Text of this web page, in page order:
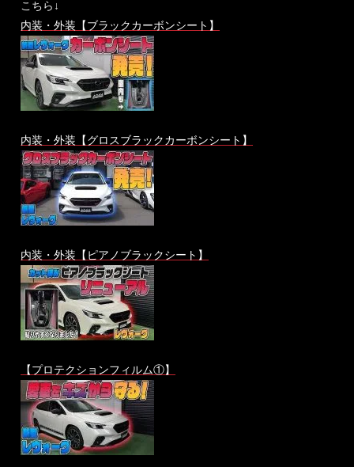
こちら↓
内装・外装【ブラックカーボンシート】
内装・外装【グロスブラックカーボンシート】
内装・外装【ピアノブラックシート】
【プロテクションフィルム①】